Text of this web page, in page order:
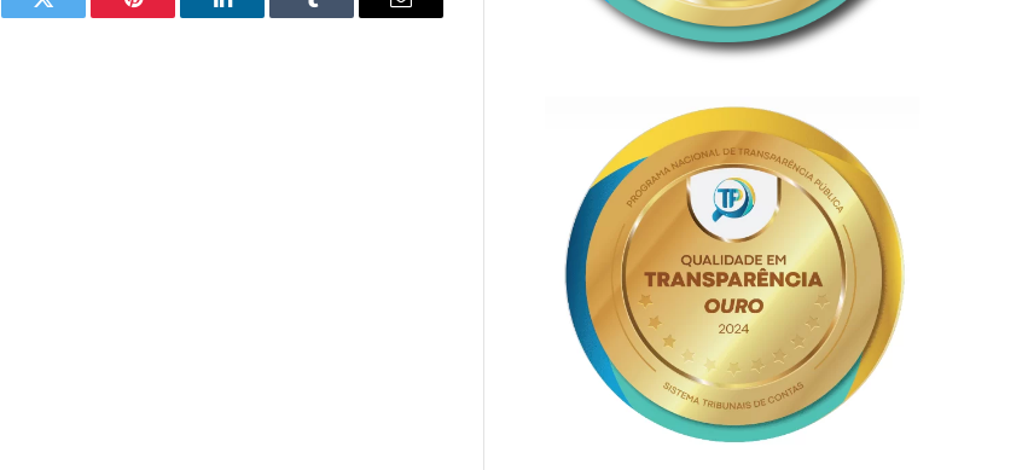
Twitter Pinterest LinkedIn Tumblr
E-